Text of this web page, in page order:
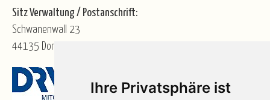
Ihre Privatsphäre ist
Sitz Verwaltung / Postanschrift:
Schwanenwall 23
44135 Dortmund